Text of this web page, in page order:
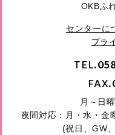
OKBふ
センターに
プラ
TEL.
FAX.
月～日
夜間対応：月・水・金
(祝日、GW